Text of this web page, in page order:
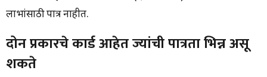
लाभांसाठी पात्र नाहीत.
दोन प्रकारचे कार्ड आहेत ज्यांची पात्रता भिन्न असू
शकते